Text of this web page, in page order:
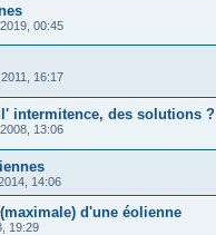
00:45
16:17
intermitence, des solutions ?
13:06
14:06
d'une éolienne
19:29